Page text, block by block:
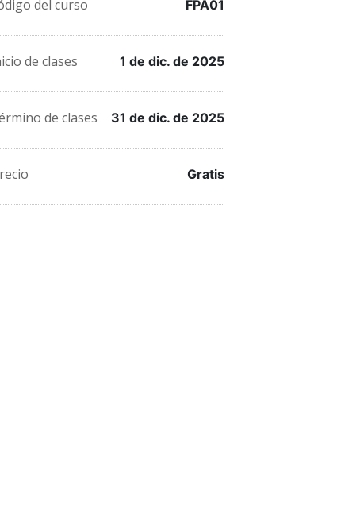
Twitter
que
has
inscrito
este
mensaje
en
para
decir
te
correo
a
amigos
indicando
que
te
del curso FPA01
de clases 1 de dic. de 2025
de clases 31 de dic. de 2025
Gratis